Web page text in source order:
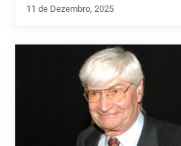
11 de Dezembro, 2025